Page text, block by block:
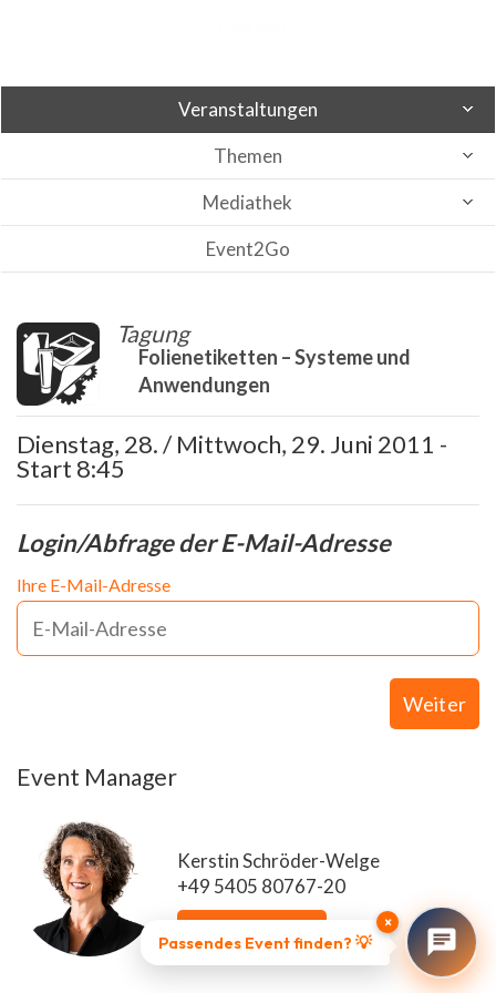
Veranstaltungen
Themen
Mediathek
Event2Go
Tagung
Folienetiketten – Systeme und
Anwendungen
Dienstag, 28. / Mittwoch, 29. Juni 2011 -
Start 8:45
Login/Abfrage der E-Mail-Adresse
Ihre E-Mail-Adresse
Weiter
Event Manager
Kerstin Schröder-Welge
+49 5405 80767-20
×
Passendes Event finden? 💡